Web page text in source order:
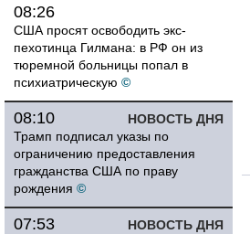
08:26
США просят освободить экс-
пехотинца Гилмана: в РФ он из
тюремной больницы попал в
психиатрическую ©
НОВОСТЬ ДНЯ
08:10
Трамп подписал указы по
ограничению предоставления
гражданства США по праву
рождения ©
НОВОСТЬ ДНЯ
07:53